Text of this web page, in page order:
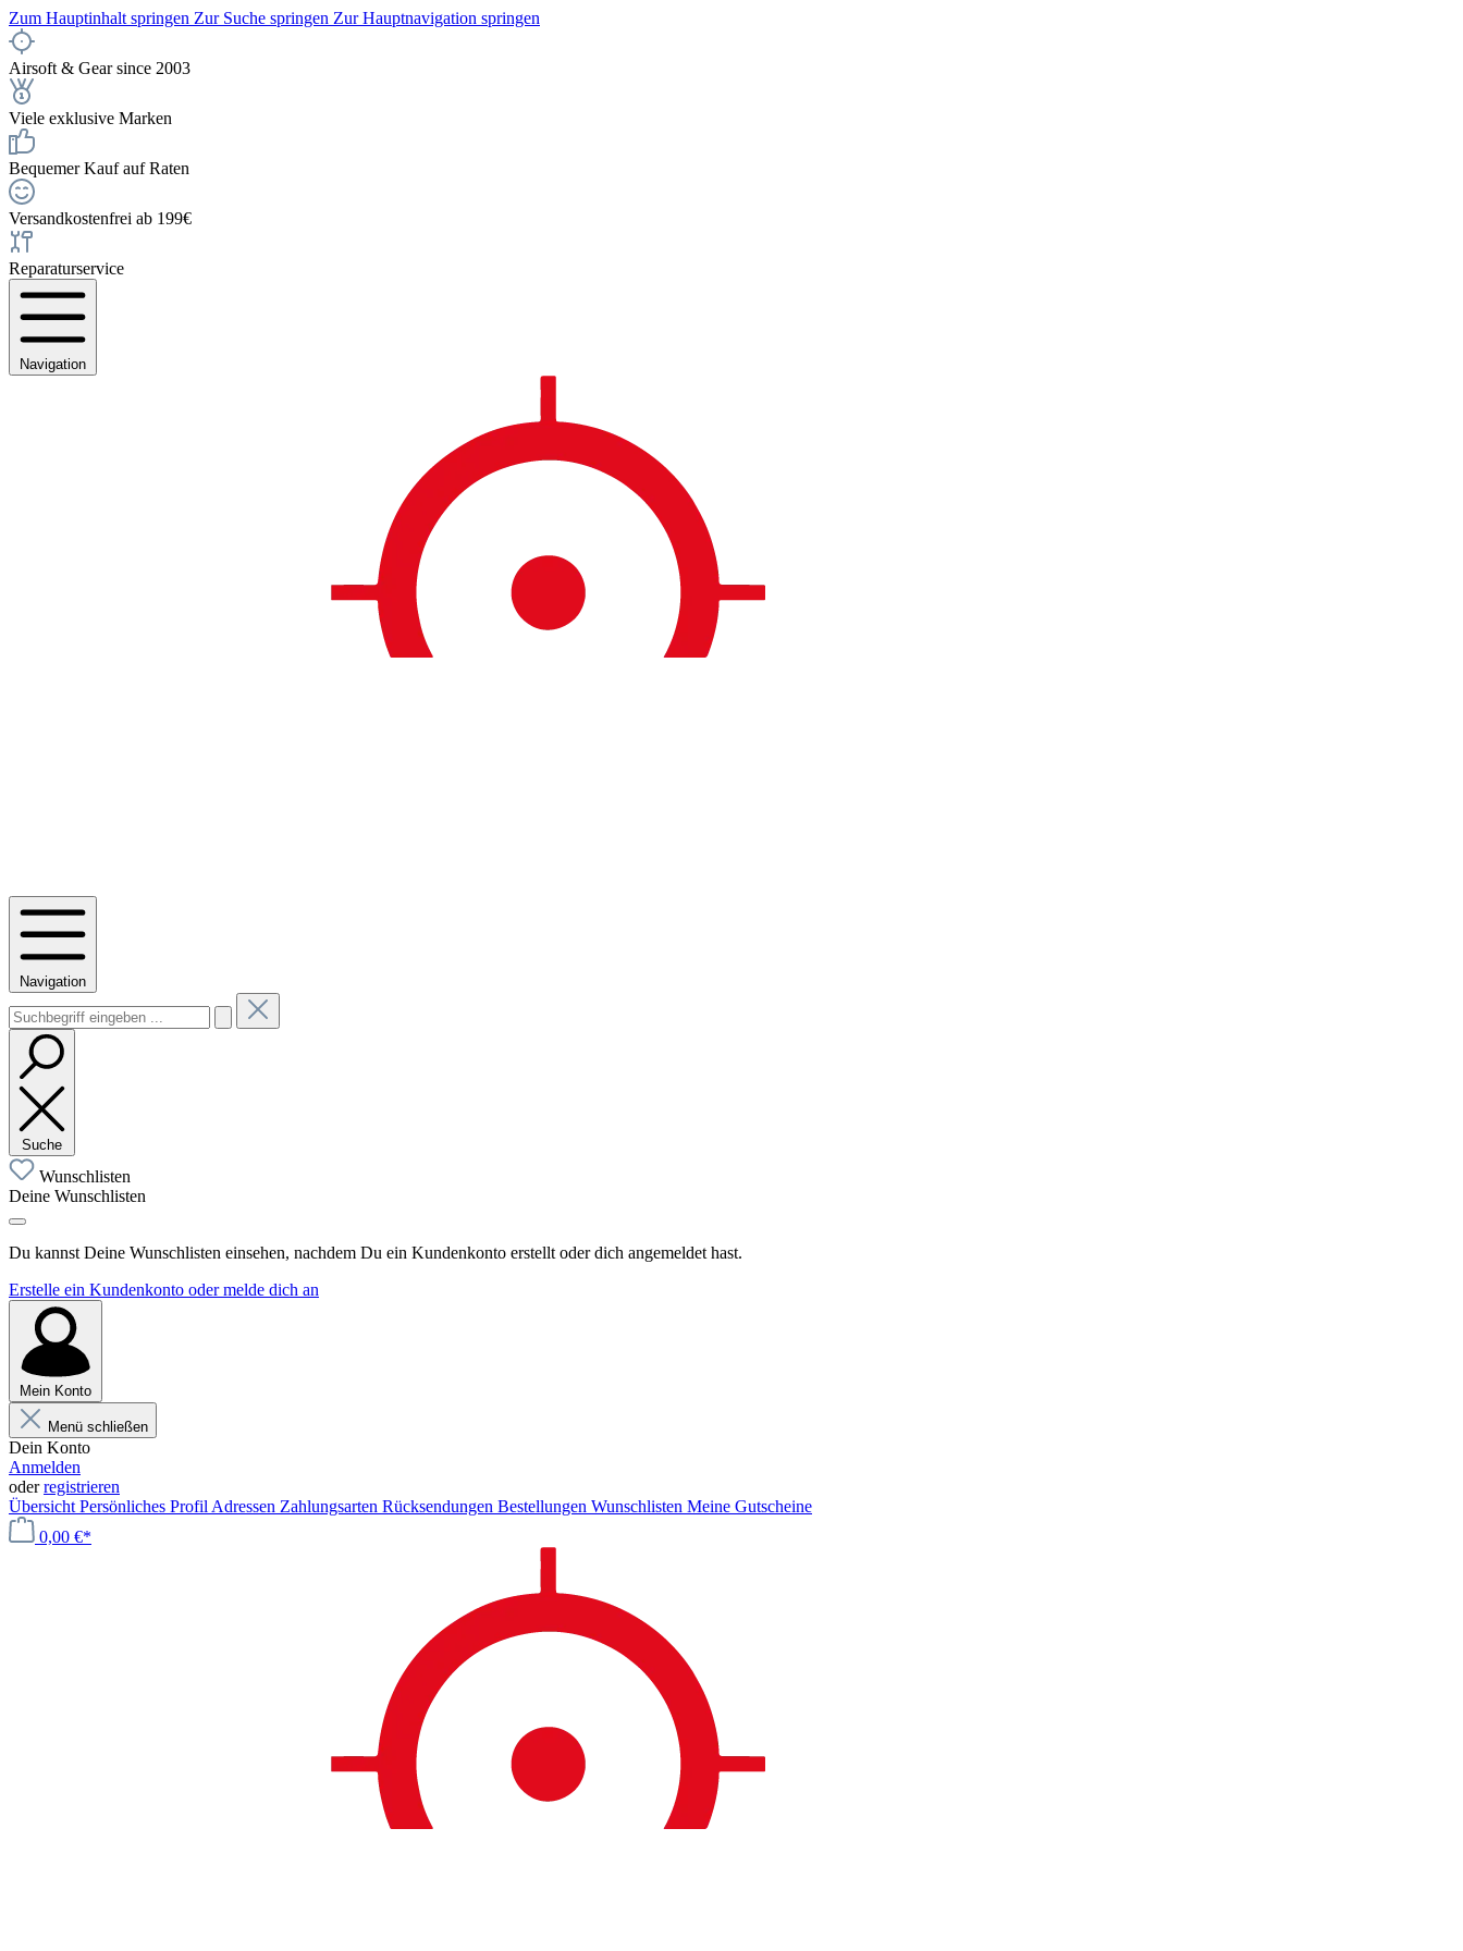
Zum Hauptinhalt springen Zur Suche springen Zur Hauptnavigation springen
Airsoft & Gear since 2003
Viele exklusive Marken
Bequemer Kauf auf Raten
Versandkostenfrei ab 199€
Reparaturservice
Navigation
Navigation
Suche
Wunschlisten
Deine Wunschlisten
Du kannst Deine Wunschlisten einsehen, nachdem Du ein Kundenkonto erstellt oder dich angemeldet hast.
Erstelle ein Kundenkonto oder melde dich an
Mein Konto
Menü schließen
Dein Konto
Anmelden
oderregistrieren
Übersicht Persönliches Profil Adressen Zahlungsarten Rücksendungen Bestellungen Wunschlisten Meine Gutscheine
0,00 €*